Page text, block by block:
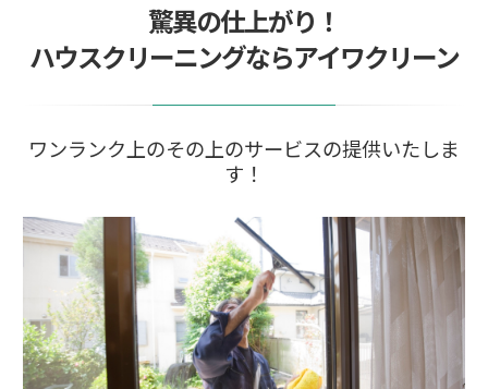
驚異の仕上がり！
ハウスクリーニングならアイワクリーン
ワンランク上のその上のサービスの提供いたしま
す！